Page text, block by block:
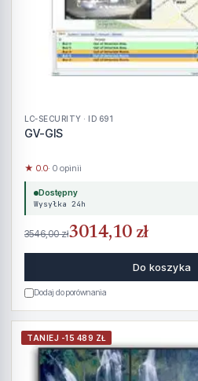
LC-SECURITY · ID 691
GV-GIS
★ 0.0· 0 opinii
Dostępny
Wysyłka 24h
3546,00 zł3014,10 zł
Do koszyka
Dodaj do porównania
TANIEJ -15 489 ZŁ